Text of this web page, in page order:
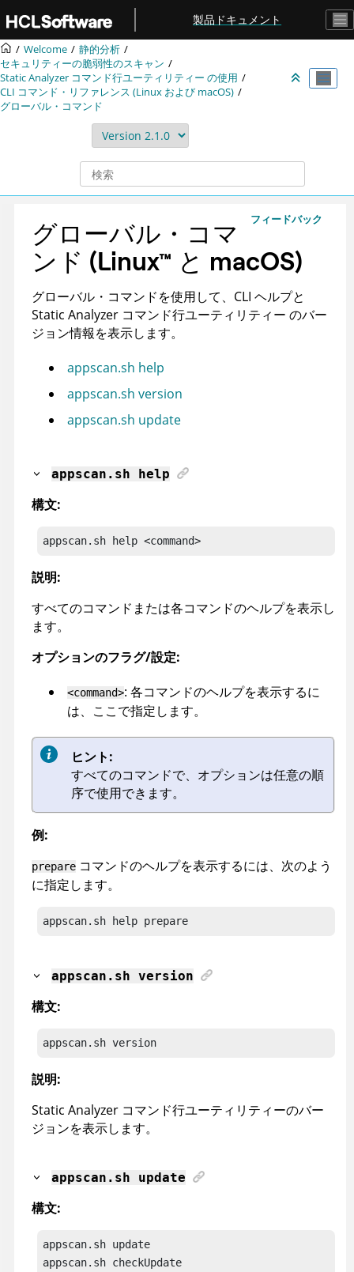
メインコンテンツにジャンプ
製品ドキュメント
Welcome
静的分析
セキュリティーの脆弱性のスキャン
Static Analyzer コマンド行ユーティリティー の使用
CLI コマンド・リファレンス (Linux および macOS)
グローバル・コマンド
フィードバック
グローバル・コマ
ンド (Linux™ と macOS)
グローバル・コマンドを使用して、CLI ヘルプと
Static Analyzer コマンド行ユーティリティー のバー
ジョン情報を表示します。
appscan.sh help
appscan.sh version
appscan.sh update
appscan .sh help
構文:
appscan.sh help <command>
説明:
すべてのコマンドまたは各コマンドのヘルプを表示し
ます。
オプションのフラグ/設定:
<command>: 各コマンドのヘルプを表示するに
は、ここで指定します。
ヒント:
すべてのコマンドで、オプションは任意の順
序で使用できます。
例:
prepare コマンドのヘルプを表示するには、次のよう
に指定します。
appscan.sh help prepare
appscan .sh version
構文:
appscan.sh version
説明:
Static Analyzer コマンド行ユーティリティーのバー
ジョンを表示します。
appscan .sh update
構文:
appscan
appscan.sh checkUpdate